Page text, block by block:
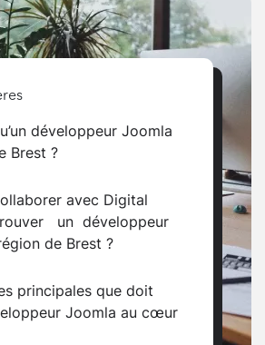
développeur Joomla
Brest ?
avec Digital
un développeur
de Brest ?
principales que doit
Joomla au cœur